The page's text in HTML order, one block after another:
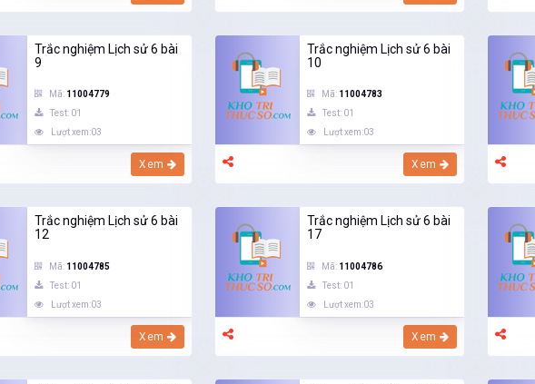
Trắc nghiệm Lịch sử 6 bài
9
Mã: 11004779
Test: 01
Lượt xem:03
Xem
Trắc nghiệm Lịch sử 6 bài
10
Mã: 11004783
Test: 01
Lượt xem:03
Xem
Trắc nghiệm Lịch sử 6 bài
12
Mã: 11004785
Test: 01
Lượt xem:03
Xem
Trắc nghiệm Lịch sử 6 bài
17
Mã: 11004786
Test: 01
Lượt xem:03
Xem